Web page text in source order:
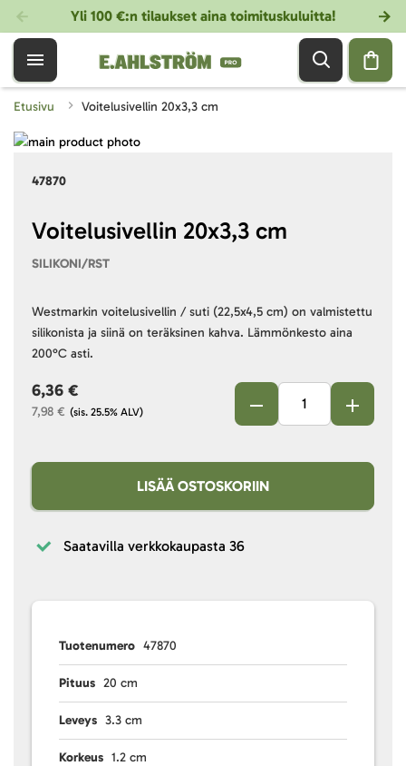
Yli 100 €:n tilaukset aina toimituskuluitta!
Etusivu Voitelusivellin 20x3,3 cm
47870
Voitelusivellin 20x3,3 cm
SILIKONI/RST
Westmarkin voitelusivellin / suti (22,5x4,5 cm) on valmistettu
silikonista ja siinä on teräksinen kahva. Lämmönkesto aina
200°C asti.
(sis. 25.5% ALV)
7,98 €
6,36 €
LISÄÄ OSTOSKORIIN
Saatavilla verkkokaupasta 36
Tuotenumero 47870
Pituus 20 cm
Leveys 3.3 cm
Korkeus 1.2 cm
Skip
images
beginning
gallery